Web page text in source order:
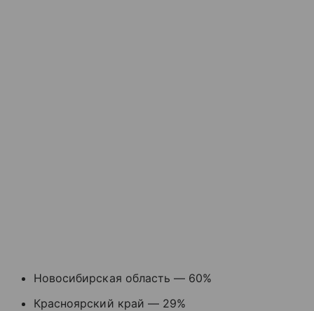
Новосибирская область — 60%
Красноярский край — 29%